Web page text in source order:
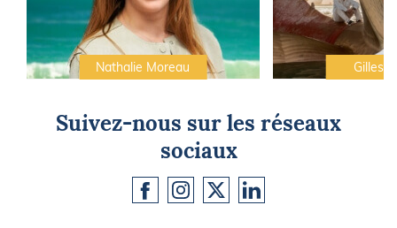
Nathalie Moreau Gilles
Suivez-nous sur les réseaux
sociaux